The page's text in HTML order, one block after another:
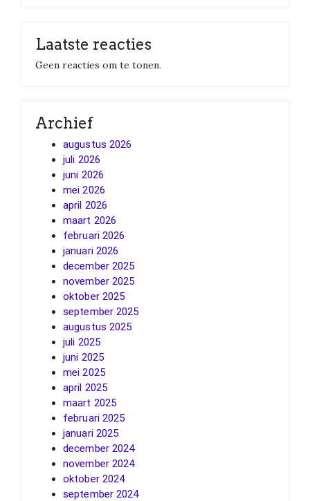
Laatste reacties
Geen reacties om te tonen.
Archief
augustus 2026
juli 2026
juni 2026
mei 2026
april 2026
maart 2026
februari 2026
januari 2026
december 2025
november 2025
oktober 2025
september 2025
augustus 2025
juli 2025
juni 2025
mei 2025
april 2025
maart 2025
februari 2025
januari 2025
december 2024
november 2024
oktober 2024
september 2024